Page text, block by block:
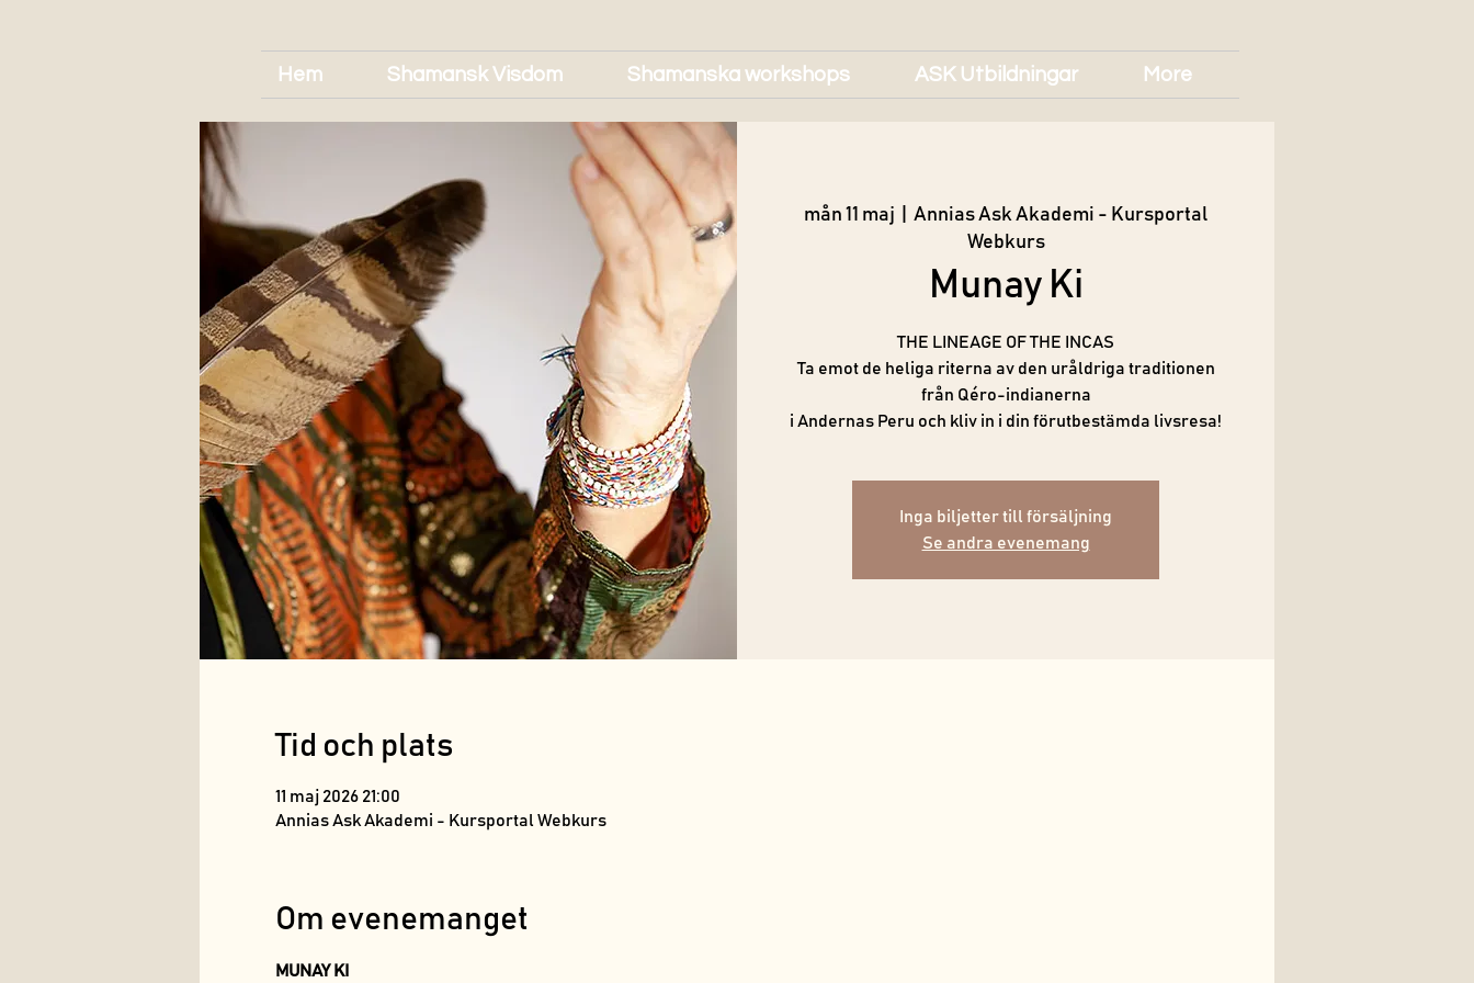
Hem Shamansk Visdom Shamanska workshops ASK Utbildningar More
mån 11 maj
Annias Ask Akademi - Kursportal
Webkurs
Munay Ki
THE LINEAGE OF THE INCAS
Ta emot de heliga riterna av den uråldriga traditionen
från Qéro-indianerna
i Andernas Peru och kliv in i din förutbestämda livsresa!
Inga biljetter till försäljning
Se andra evenemang
Tid och plats
11 maj 2026 21:00
Annias Ask Akademi - Kursportal Webkurs
Om evenemanget
MUNAY KI